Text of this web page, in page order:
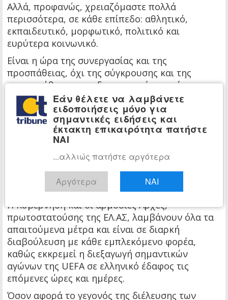
Αλλά, προφανώς, χρειαζόμαστε πολλά
περισσότερα, σε κάθε επίπεδο: αθλητικό,
εκπαιδευτικό, μορφωτικό, πολιτικό και
ευρύτερα κοινωνικό.
Είναι η ώρα της συνεργασίας και της
προσπάθειας, όχι της σύγκρουσης και της
αντιπαράθεσης που δεν προσφέρουν τίποτα:
δεν αποκαλύπτουν, δεν δίνουν λύσεις, αλλά
περισσότερο συσκοτίζουν και συγκαλύπτουν το
πρόβλημα.
Πρόβλημα βαθύτατο, ριζικό και πανευρωπαϊκό,
αφού στην προκειμένη περίπτωση εμπλέκονται
οπαδοί από διάφορα κράτη, οι οποίοι έχουν
συγκροτήσει διεθνή δίκτυα βίας και
δραστηριοποιούνται σε πολλές χώρες.
Η Κυβέρνηση και οι αρμόδιες Αρχές,
πρωτοστατούσης της ΕΛ.ΑΣ, λαμβάνουν όλα τα
απαιτούμενα μέτρα και είναι σε διαρκή
διαβούλευση με κάθε εμπλεκόμενο φορέα,
καθώς εκκρεμεί η διεξαγωγή σημαντικών
αγώνων της UEFA σε ελληνικό έδαφος τις
επόμενες ώρες και ημέρες.
Όσον αφορά το γεγονός της διέλευσης των
Εάν θέλετε να λαμβάνετε
ειδοποιήσεις μόνο για
σημαντικές ειδήσεις και
έκτακτη επικαιρότητα πατήστε
ΝΑΙ
...αλλιώς πατήστε αργότερα
Αργότερα ΝΑΙ